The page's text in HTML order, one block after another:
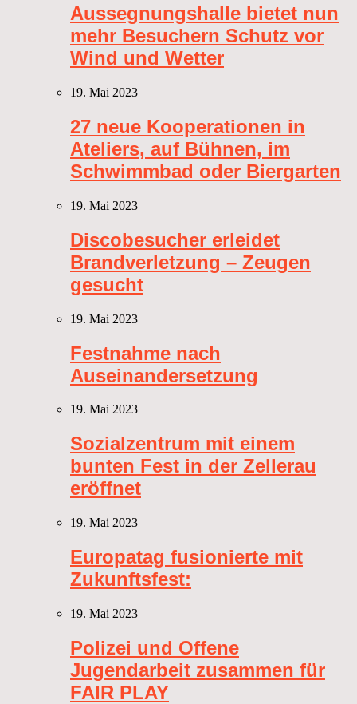
Aussegnungshalle bietet nun
mehr Besuchern Schutz vor
Wind und Wetter
19. Mai 2023
27 neue Kooperationen in
Ateliers, auf Bühnen, im
Schwimmbad oder Biergarten
19. Mai 2023
Discobesucher erleidet
Brandverletzung – Zeugen
gesucht
19. Mai 2023
Festnahme nach
Auseinandersetzung
19. Mai 2023
Sozialzentrum mit einem
bunten Fest in der Zellerau
eröffnet
19. Mai 2023
Europatag fusionierte mit
Zukunftsfest:
19. Mai 2023
Polizei und Offene
Jugendarbeit zusammen für
FAIR PLAY